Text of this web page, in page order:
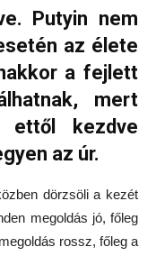
Putyin nem
az élete
a fejlett
mert
ettől kezdve
az úr.
dörzsöli a kezét
megoldás jó, főleg
rossz, főleg a